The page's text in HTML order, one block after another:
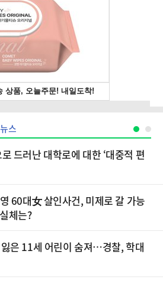
스
로 드러난 대학로에 대한 ‘대중적 편
60대女 살인사건, 미제로 갈 가능
체는?
은 11세 어린이 숨져…경찰, 학대